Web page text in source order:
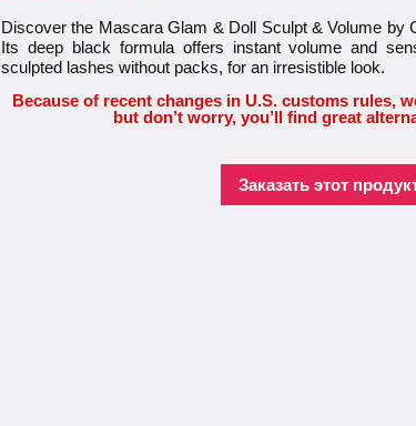
Discover the Mascara Glam & Doll Sculpt & Volume by
Its deep black formula offers instant volume and
sculpted lashes without packs, for an irresistible look.
Because of recent changes in U.S. customs rules,
but don’t worry, you’ll find great
Заказать этот